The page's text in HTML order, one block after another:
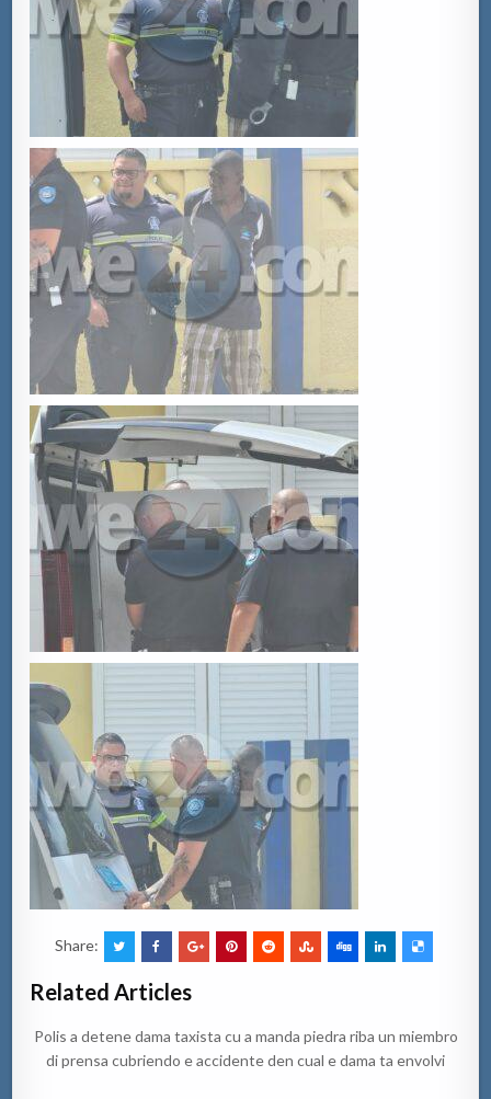
Share:
Related Articles
Polis a detene dama taxista cu a manda piedra riba un miembro
di prensa cubriendo e accidente den cual e dama ta envolvi